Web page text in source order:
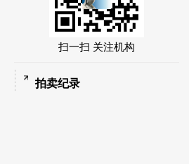
扫一扫 关注机构
拍卖纪录